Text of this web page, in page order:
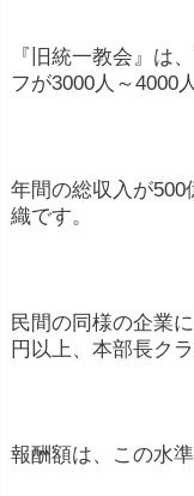
『旧統一教会』は
フが3000人～4000
年間の総収入が
織です。
民間の同様の企業
円以上、本部長ク
報酬額は、この水